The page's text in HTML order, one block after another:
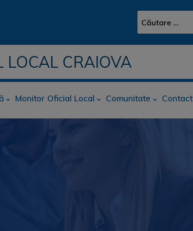
LOCAL CRAIOVA
Monitor Oficial Local Comunitate Contact